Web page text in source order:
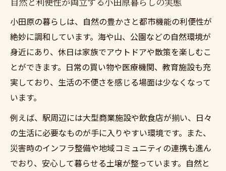
移住検討なら知っておきたいポイント集
小田原に移住で生活の質を向上する準備ポ
イント
東京都通勤希望者向け小田原移住の注意点
移住検討時に押さえたい小田原の生活情報
項
家族で移住検討時に重要なチェックポイン
ト
新しい生活へ踏み出す不安を減らす方法
小田原の暮らしは、自然の豊かさと都市機能の利便性が
絶妙に調和しています。海や山、公園などの自然環境が
身近にあり、休日は家族でアウトドアや散策を楽しむこ
とができます。日常の買い物や医療機関、教育施設も充
実しており、生活の不便さを感じる場面は少なくなって
います。
例えば、駅周辺には大型商業施設や飲食店が揃い、日々
の生活に必要なものが手に入りやすい環境です。また、
災害時のインフラ整備や地域コミュニティの連携も進ん
でおり、安心して暮らせる土壌が整っています。自然と